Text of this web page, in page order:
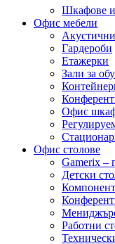
Шкафове и
Офис мебели
Гардероби
Етажерки
Зали за
Офис
Офис столове
Gamerix –
Детски
Работни